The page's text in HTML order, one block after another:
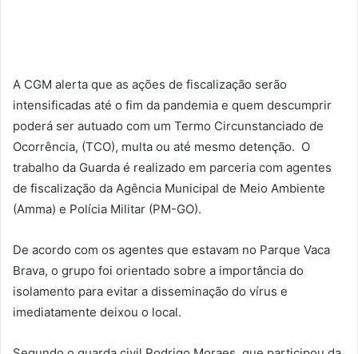
A CGM alerta que as ações de fiscalização serão
intensificadas até o fim da pandemia e quem descumprir
poderá ser autuado com um Termo Circunstanciado de
Ocorrência, (TCO), multa ou até mesmo detenção. O
trabalho da Guarda é realizado em parceria com agentes
de fiscalização da Agência Municipal de Meio Ambiente
(Amma) e Polícia Militar (PM-GO).
De acordo com os agentes que estavam no Parque Vaca
Brava, o grupo foi orientado sobre a importância do
isolamento para evitar a disseminação do vírus e
imediatamente deixou o local.